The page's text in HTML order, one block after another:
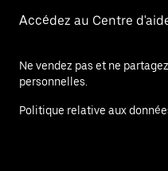
Accédez au Centre
Ne vendez pas et ne
personnelles.
Politique relative aux